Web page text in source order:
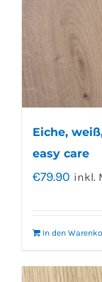
Eiche,
easy care
€79.90 inkl.
In den